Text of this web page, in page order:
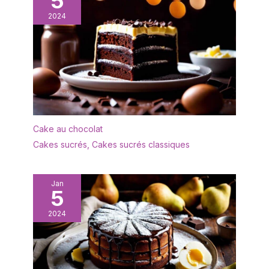
porcelaine transmises
dans le folklore chinois,
la cuisson à température
précise, la surface
blanche lisse, ainsi que la
concentration à 100%
des artisans et les
exigences de haute
qualité, confèrent à nos
qui peuvent résister à
l'ensemble, Tous sont
simplement pour vous
offrir une expérience
culinaire parfaite. ☞☞☞ À
PROPOS DE CETTE SÉRIE
: L'utilisation de
porcelaines de haute
qualité cuites à haute
dimension de [
21x21,5x2,5 cm
].MALACASA a préparé
des combinaisons de la
quantité de 6/12/18/27
pour vous répondre aux
vos différents besoins
de ce produit.Que ce soit
un dinner ou un fête de
votre famille, nous
vaiselles classique et
design modern et simple
est utilisé pour rendre
cette série d'avoir une
apparence imaginable et
facile a décorer votre
cusine. Concernant la
origine de la conception,
2024
Cake au chocolat
Cakes sucrés Cakes sucrés classiques
Jan
5
2024